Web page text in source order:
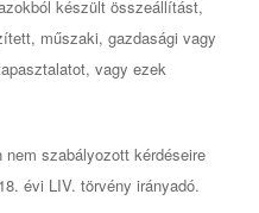
készült összeállítást,
műszaki, gazdasági vagy
vagy ezek
szabályozott kérdéseire
évi LIV. törvény irányadó.